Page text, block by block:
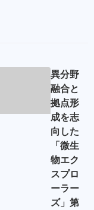
異分野
融合と
拠点形
成を志
向した
「微生
物エク
スプロ
ーラー
ズ」第